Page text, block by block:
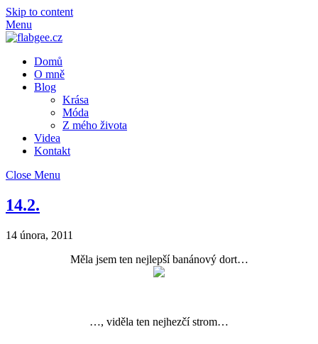
Skip to content
Menu
Domů
O mně
Blog
Krása
Móda
Z mého života
Videa
Kontakt
Close Menu
14.2.
14 února, 2011
Měla jsem ten nejlepší banánový dort…
…, viděla ten nejhezčí strom…